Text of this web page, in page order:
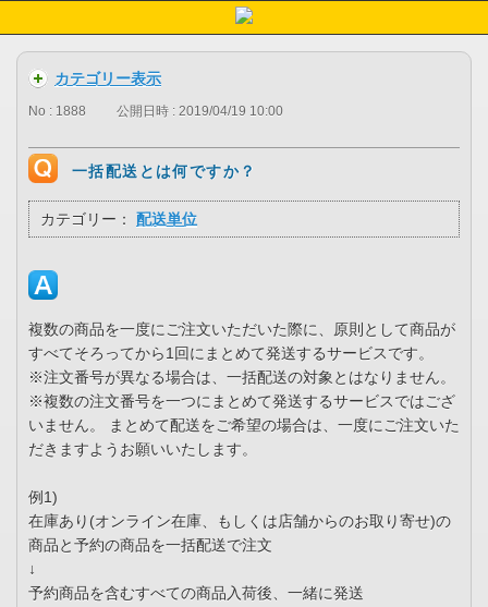
カテゴリー表示
No : 1888 公開日時 : 2019/04/19 10:00
一括配送とは何ですか？
カテゴリー： 配送単位
複数の商品を一度にご注文いただいた際に、原則として商品が
すべてそろってから1回にまとめて発送するサービスです。
※注文番号が異なる場合は、一括配送の対象とはなりません。
※複数の注文番号を一つにまとめて発送するサービスではござ
いません。 まとめて配送をご希望の場合は、一度にご注文いた
だきますようお願いいたします。
例1)
在庫あり(オンライン在庫、もしくは店舗からのお取り寄せ)の
商品と予約の商品を一括配送で注文
↓
予約商品を含むすべての商品入荷後、一緒に発送